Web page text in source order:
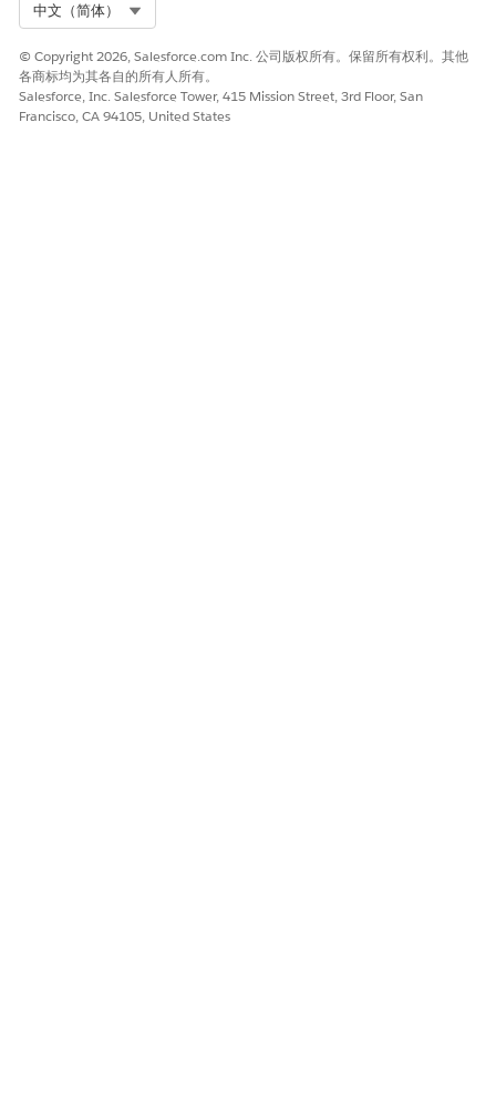
中文（简体）
© Copyright 2026, Salesforce.com Inc. 公司版权所有。保留所有权利。其他
各商标均为其各自的所有人所有。
Salesforce, Inc. Salesforce Tower, 415 Mission Street, 3rd Floor, San
Francisco, CA 94105, United States